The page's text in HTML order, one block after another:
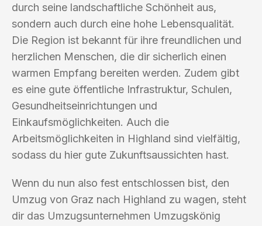
durch seine landschaftliche Schönheit aus,
sondern auch durch eine hohe Lebensqualität.
Die Region ist bekannt für ihre freundlichen und
herzlichen Menschen, die dir sicherlich einen
warmen Empfang bereiten werden. Zudem gibt
es eine gute öffentliche Infrastruktur, Schulen,
Gesundheitseinrichtungen und
Einkaufsmöglichkeiten. Auch die
Arbeitsmöglichkeiten in Highland sind vielfältig,
sodass du hier gute Zukunftsaussichten hast.
Wenn du nun also fest entschlossen bist, den
Umzug von Graz nach Highland zu wagen, steht
dir das Umzugsunternehmen Umzugskönig